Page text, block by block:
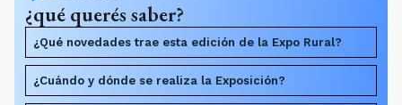
¿qué querés saber?
¿Qué novedades trae esta edición de la Expo Rural?
¿Cuándo y dónde se realiza la Exposición?